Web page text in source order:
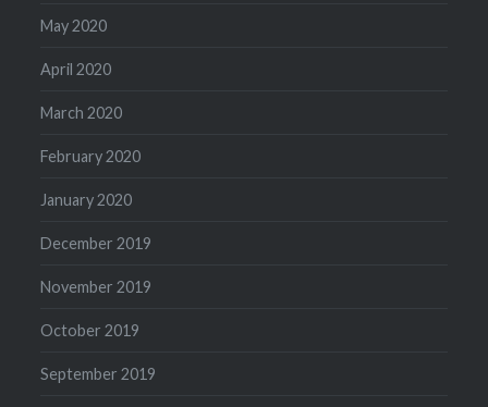
May 2020
April 2020
March 2020
February 2020
January 2020
December 2019
November 2019
October 2019
September 2019